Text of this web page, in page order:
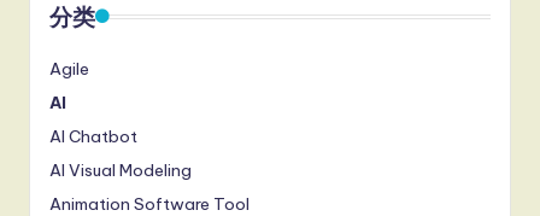
分类
Agile
AI
AI Chatbot
AI Visual Modeling
Animation Software Tool